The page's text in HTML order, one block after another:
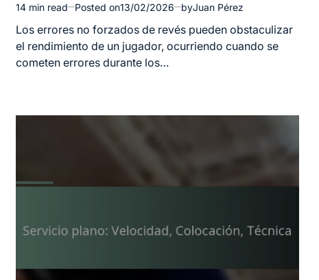
Estimated
read
time
14 min read Posted on13/02/2026 byJuan Pérez
Los errores no forzados de revés pueden obstaculizar
el rendimiento de un jugador, ocurriendo cuando se
cometen errores durante los…